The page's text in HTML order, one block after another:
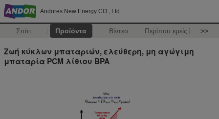
Andores New Energy CO., Ltd
Σπίτι Προϊόντα Βίντεο Περίπου εμείς >>
Ζωή κύκλων μπαταριών, ελεύθερη, μη αγώγιμη
μπαταρία PCM λίθιου BPA